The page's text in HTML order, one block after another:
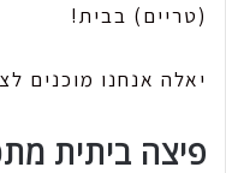
(טריים) בבית!
יאלה אנחנו מוכנים
פיצה ביתית